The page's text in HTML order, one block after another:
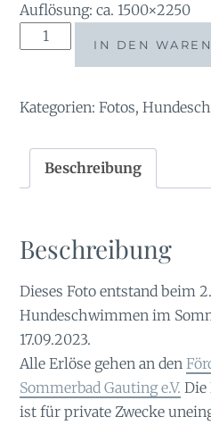
Auflösung: ca. 1500×2250
Tauchsucht2023-
IN DEN
Kategorien:Fotos,
Beschreibung
Beschreibung
Dieses Foto entstand beim 2.
Hundeschwimmen im
17.09.2023.
Alle Erlöse gehen an den
Sommerbad Gauting e.V. Die
ist für private Zwecke